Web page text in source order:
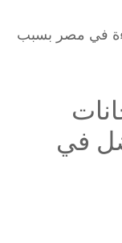
في مصر بسبب
في